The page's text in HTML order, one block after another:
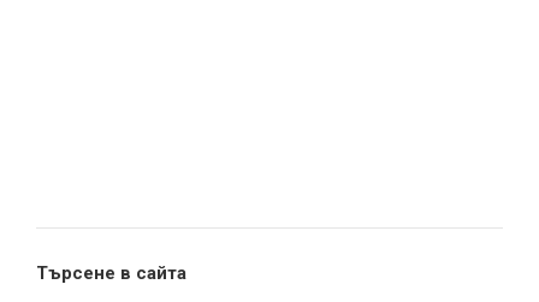
Търсене в сайта